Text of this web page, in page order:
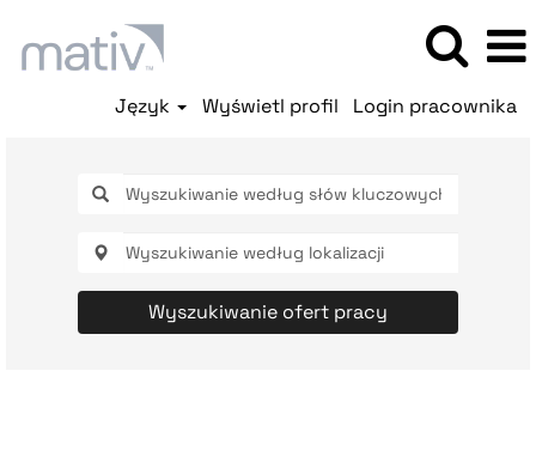
Język Wyświetl profil Login pracownika
Wyszukiwanie ofert pracy